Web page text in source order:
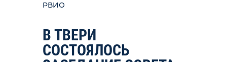
РВИО
В ТВЕРИ
СОСТОЯЛОСЬ